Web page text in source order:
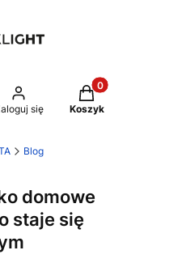
się
Produkty w
Koszyk
Blog
domowe
staje się